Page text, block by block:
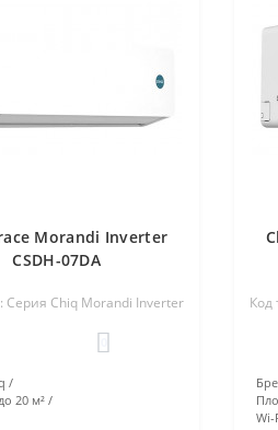
Morandi Inverter
CSDH-07DA
Серия Chiq Morandi Inverter
до 20 м²
Код
Wi-